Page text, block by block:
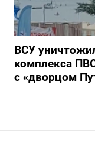
ВСУ
комплекса
с «дворцом